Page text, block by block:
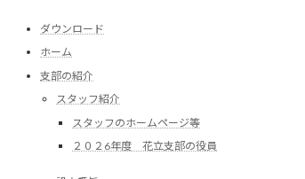
ダウンロード
ホーム
支部の紹介
スタッフ紹介
スタッフのホームページ等
２０２6年度 花立支部の役員